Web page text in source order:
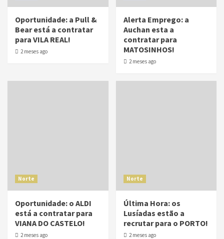
Oportunidade: a Pull &
Bear está a contratar
para VILA REAL!
2 meses ago
Alerta Emprego: a
Auchan esta a
contratar para
MATOSINHOS!
2 meses ago
Norte
Oportunidade: o ALDI
está a contratar para
VIANA DO CASTELO!
2 meses ago
Norte
Última Hora: os
Lusíadas estão a
recrutar para o PORTO!
2 meses ago